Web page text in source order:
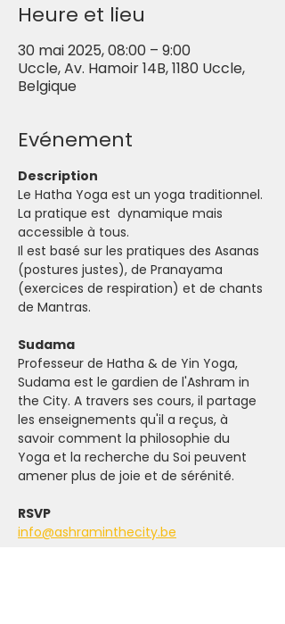
Heure et lieu
30 mai 2025, 08:00 – 9:00
Uccle, Av. Hamoir 14B, 1180 Uccle,
Belgique
Evénement
Description
Le Hatha Yoga est un yoga traditionnel.
La pratique est  dynamique mais
accessible à tous.
Il est basé sur les pratiques des Asanas
(postures justes), de Pranayama
(exercices de respiration) et de chants
de Mantras.
Sudama
Professeur de Hatha & de Yin Yoga,
Sudama est le gardien de l'Ashram in
the City. A travers ses cours, il partage
les enseignements qu'il a reçus, à
savoir comment la philosophie du
Yoga et la recherche du Soi peuvent
amener plus de joie et de sérénité.
RSVP
info@ashraminthecity.be